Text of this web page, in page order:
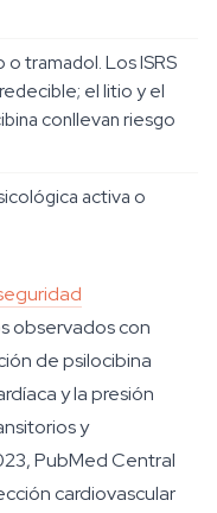
o tramadol. Los ISRS
el litio y el
conllevan riesgo
activa o
observados con
de psilocibina
y la presión
y
PubMed Central
cardiovascular